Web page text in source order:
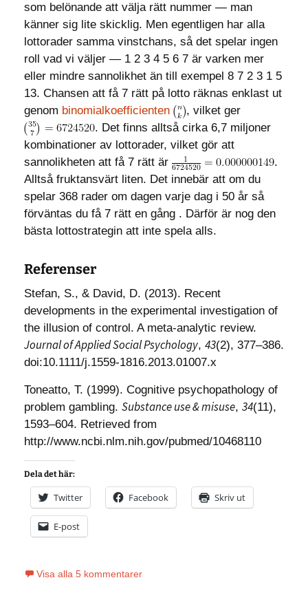
som belönande att välja rätt nummer — man
känner sig lite skicklig. Men egentligen har alla
lottorader samma vinstchans, så det spelar ingen
roll vad vi väljer — 1 2 3 4 5 6 7 är varken mer
eller mindre sannolikhet än till exempel 8 7 2 3 1 5
13. Chansen att få 7 rätt på lotto räknas enklast ut
genom binomialkoefficienten
, vilket ger
. Det finns alltså cirka 6,7 miljoner
kombinationer av lottorader, vilket gör att
sannolikheten att få 7 rätt är
.
Alltså fruktansvärt liten. Det innebär att om du
spelar 368 rader om dagen varje dag i 50 år så
förväntas du få 7 rätt en gång . Därför är nog den
bästa lottostrategin att inte spela alls.
Referenser
Stefan, S., & David, D. (2013). Recent
developments in the experimental investigation of
the illusion of control. A meta-analytic review.
Journal of Applied Social Psychology, 43(2), 377–386.
doi:10.1111/j.1559-1816.2013.01007.x
Toneatto, T. (1999). Cognitive psychopathology of
problem gambling. Substance use & misuse, 34(11),
1593–604. Retrieved from
http://www.ncbi.nlm.nih.gov/pubmed/10468110
Dela det här:
Twitter Facebook Skriv ut
E-post
Visa alla 5 kommentarer